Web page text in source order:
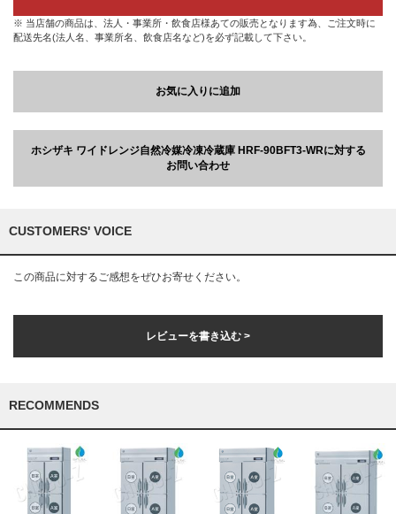
※ 当店舗の商品は、法人・事業所・飲食店様あての販売となります為、ご注文時に
配送先名(法人名、事業所名、飲食店名など)を必ず記載して下さい。
お気に入りに追加
ホシザキ ワイドレンジ自然冷媒冷凍冷蔵庫 HRF-90BFT3-WRに対する
お問い合わせ
CUSTOMERS' VOICE
この商品に対するご感想をぜひお寄せください。
レビューを書き込む >
RECOMMENDS